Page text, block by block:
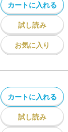
カートに入れる
試し読み
お気に入り
カートに入れる
試し読み